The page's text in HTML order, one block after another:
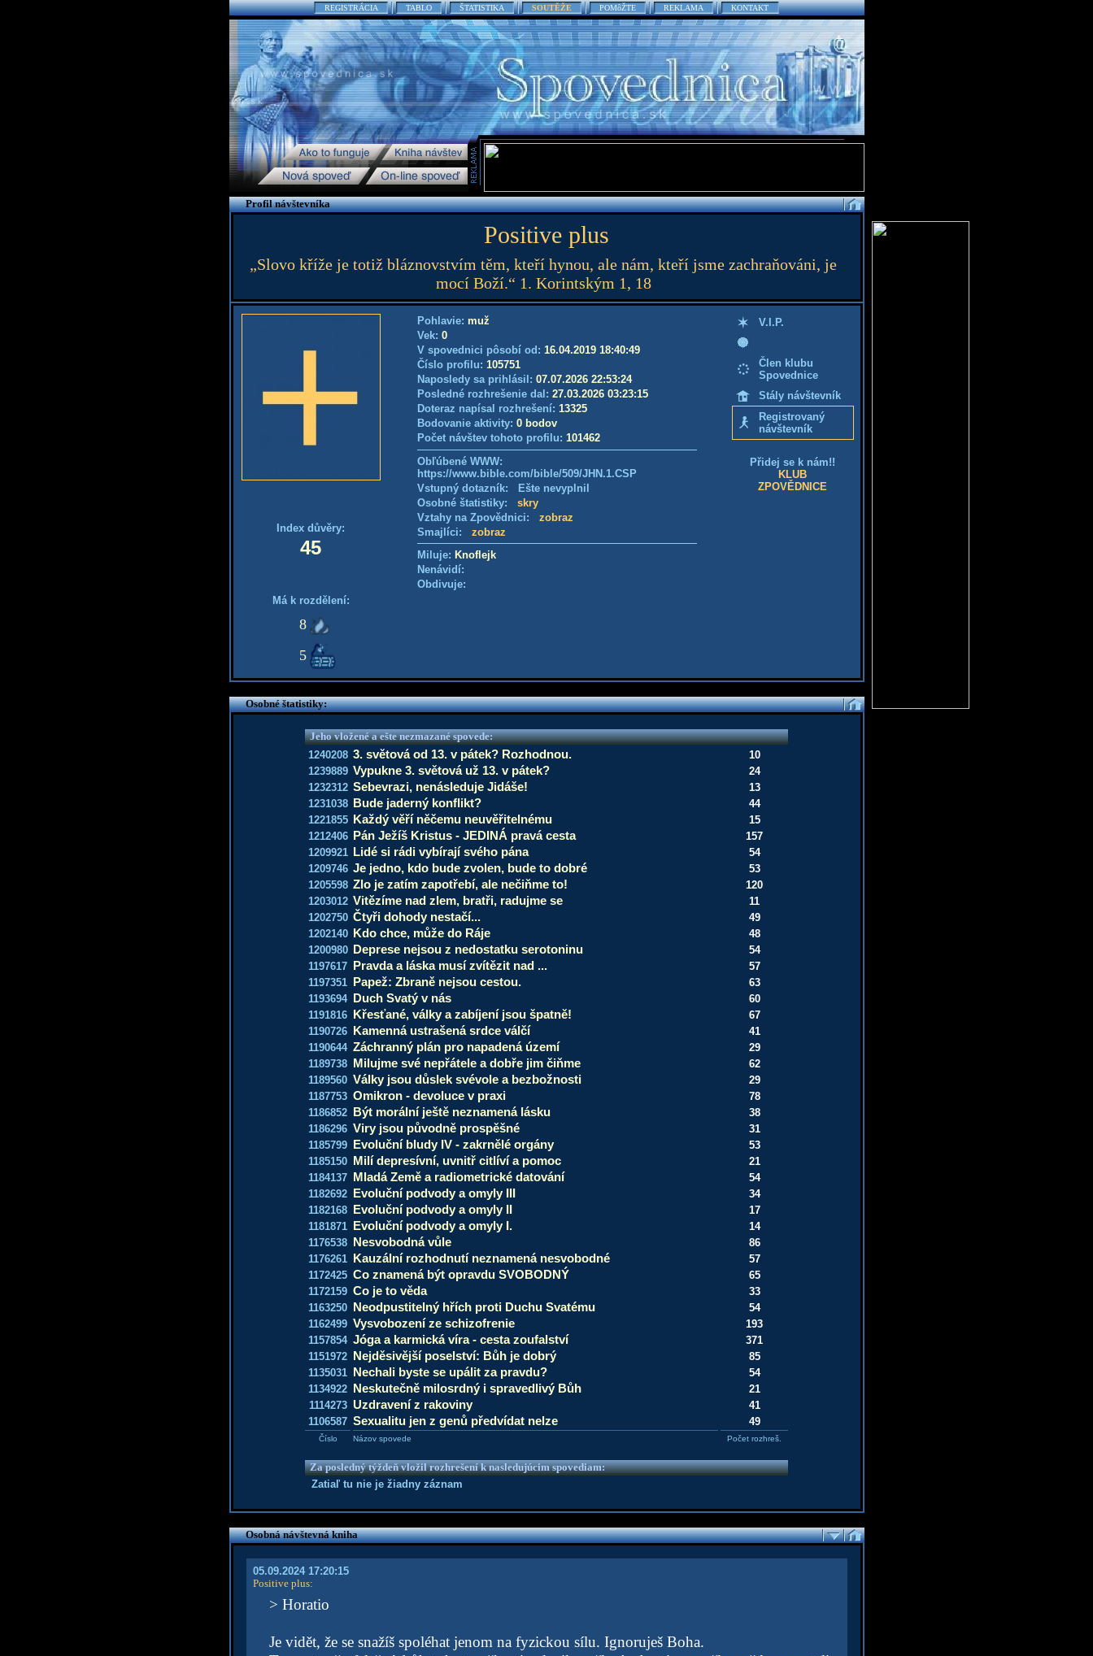
REGISTRÁCIA TABLO ŠTATISTIKA SOUTĚŽE POMôŽTE REKLAMA KONTAKT
Profil návštevníka
Positive plus
„Slovo kříže je totiž bláznovstvím těm, kteří hynou, ale nám, kteří jsme zachraňováni, je
mocí Boží.“ 1. Korintským 1, 18
Index důvěry:
45
Má k rozdělení:
8
5
Pohlavie: muž
Vek: 0
V spovednici pôsobí od: 16.04.2019 18:40:49
Číslo profilu: 105751
Naposledy sa prihlásil: 07.07.2026 22:53:24
Posledné rozhrešenie dal: 27.03.2026 03:23:15
Doteraz napísal rozhrešení: 13325
Bodovanie aktivity: 0 bodov
Počet návštev tohoto profilu: 101462
Obľúbené WWW:
https://www.bible.com/bible/509/JHN.1.CSP
Vstupný dotazník: Ešte nevyplnil
Osobné štatistiky: skry
Vztahy na Zpovědnici: zobraz
Smajlíci: zobraz
Miluje: Knoflejk
Nenávidí:
Obdivuje:
V.I.P.
Člen klubu
Spovednice
Stály návštevník
Registrovaný
návštevník
Přidej se k nám!!
KLUB
ZPOVĚDNICE
Osobné štatistiky:
Jeho vložené a ešte nezmazané spovede:
1240208 3. světová od 13. v pátek? Rozhodnou.
10
1239889 Vypukne 3. světová už 13. v pátek?
24
1232312 Sebevrazi, nenásleduje Jidáše!
13
1231038 Bude jaderný konflikt?
44
1221855 Každý věří něčemu neuvěřitelnému
15
1212406 Pán Ježíš Kristus - JEDINÁ pravá cesta
157
1209921 Lidé si rádi vybírají svého pána
54
1209746 Je jedno, kdo bude zvolen, bude to dobré
53
1205598 Zlo je zatím zapotřebí, ale nečiňme to!
120
1203012 Vitězíme nad zlem, bratři, radujme se
11
1202750 Čtyři dohody nestačí...
49
1202140 Kdo chce, může do Ráje
48
1200980 Deprese nejsou z nedostatku serotoninu
54
1197617 Pravda a láska musí zvítězit nad ...
57
1197351 Papež: Zbraně nejsou cestou.
63
1193694 Duch Svatý v nás
60
1191816 Křesťané, války a zabíjení jsou špatně!
67
1190726 Kamenná ustrašená srdce válčí
41
1190644 Záchranný plán pro napadená území
29
1189738 Milujme své nepřátele a dobře jim čiňme
62
1189560 Války jsou důslek svévole a bezbožnosti
29
1187753 Omikron - devoluce v praxi
78
1186852 Být morální ještě neznamená lásku
38
1186296 Viry jsou původně prospěšné
31
1185799 Evoluční bludy IV - zakrnělé orgány
53
1185150 Milí depresívní, uvnitř citlíví a pomoc
21
1184137 Mladá Země a radiometrické datování
54
1182692 Evoluční podvody a omyly III
34
1182168 Evoluční podvody a omyly II
17
1181871 Evoluční podvody a omyly I.
14
1176538 Nesvobodná vůle
86
1176261 Kauzální rozhodnutí neznamená nesvobodné
57
1172425 Co znamená být opravdu SVOBODNÝ
65
1172159 Co je to věda
33
1163250 Neodpustitelný hřích proti Duchu Svatému
54
1162499 Vysvobození ze schizofrenie
193
1157854 Jóga a karmická víra - cesta zoufalství
371
1151972 Nejděsivější poselství: Bůh je dobrý
85
1135031 Nechali byste se upálit za pravdu?
54
1134922 Neskutečně milosrdný i spravedlivý Bůh
21
1114273 Uzdravení z rakoviny
41
1106587 Sexualitu jen z genů předvídat nelze 49
Číslo Názov spovede Počet rozhreš.
Za posledný týždeň vložil rozhrešení k nasledujúcim spovediam:
Zatiaľ tu nie je žiadny záznam
Osobná návštevná kniha
05.09.2024 17:20:15
Positive plus:
> Horatio
Je vidět, že se snažíš spoléhat jenom na fyzickou sílu. Ignoruješ Boha.